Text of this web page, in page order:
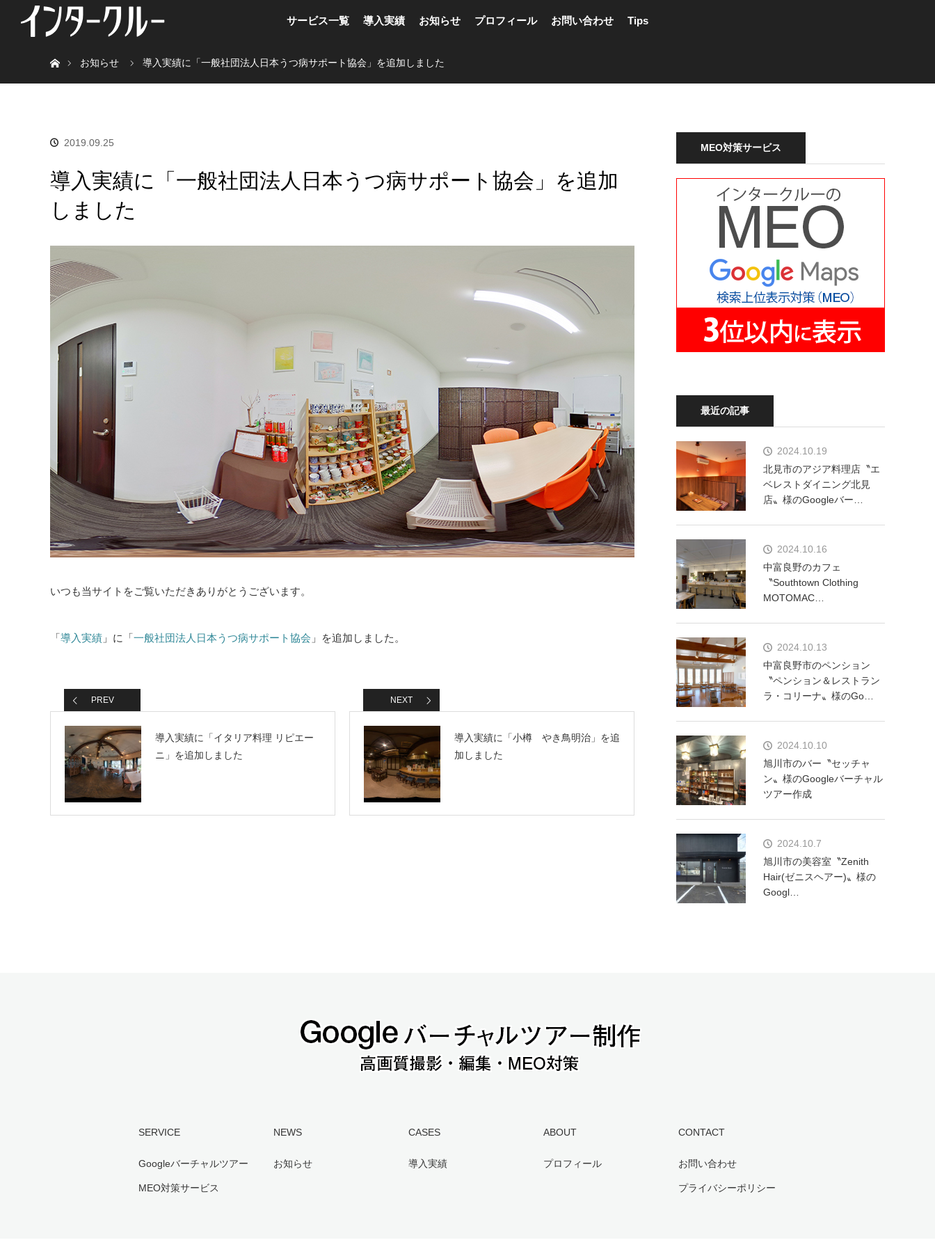
サービス一覧 導入実績 お知らせ プロフィール お問い合わせ Tips
お知らせ
導入実績に「一般社団法人日本うつ病サポート協会」を追加しました
2019.09.25
導入実績に「一般社団法人日本うつ病サポート協会」を追加
しました
いつも当サイトをご覧いただきありがとうございます。
「導入実績 」に「一般社団法人日本うつ病サポート協会 」を追加しました。
PREV
導入実績に「イタリア料理 リピエー
ニ」を追加しました
NEXT
導入実績に「小樽 やき鳥明治」を追
加しました
MEO対策サービス
最近の記事
2024.10.19
北見市のアジア料理店〝エ
ベレストダイニング北見
店〟様のGoogleバー…
2024.10.16
中富良野のカフェ
〝Southtown Clothing
MOTOMAC…
2024.10.13
中富良野市のペンション
〝ペンション＆レストラン
ラ・コリーナ〟様のGo…
2024.10.10
旭川市のバー〝セッチャ
ン〟様のGoogleバーチャル
ツアー作成
2024.10.7
旭川市の美容室〝Zenith
Hair(ゼニスヘアー)〟様の
Googl…
SERVICE
Googleバーチャルツアー
MEO対策サービス
NEWS
お知らせ
CASES
導入実績
ABOUT
プロフィール
CONTACT
お問い合わせ
プライバシーポリシー